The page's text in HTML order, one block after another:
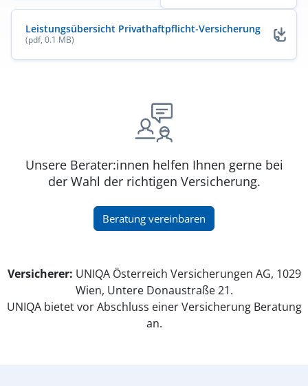
Leistungsübersicht Privathaftpflicht-Versicherung
(pdf, 0.1 MB)
(öffnet in neuem Fenster)
Unsere Berater:innen helfen Ihnen gerne bei
der Wahl der richtigen Versicherung.
Beratung vereinbaren
(öffnet in neuem Fenster)
Versicherer: UNIQA Österreich Versicherungen AG, 1029
Wien, Untere Donaustraße 21.
UNIQA bietet vor Abschluss einer Versicherung Beratung
an.